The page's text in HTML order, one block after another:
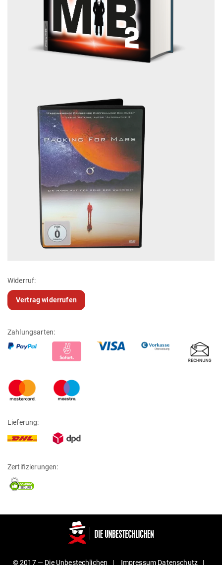
Widerruf:
Vertrag widerrufen
Zahlungsarten:
Lieferung:
Zertifizierungen:
© 2017 — Die Unbestechlichen Impressum Daten­schutz